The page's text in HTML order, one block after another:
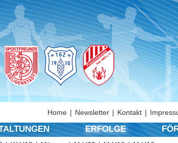
Home Newsletter Kontakt
ERFOLGE